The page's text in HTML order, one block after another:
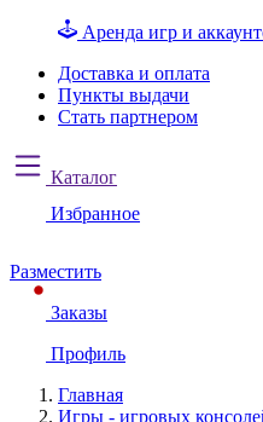
Аренда игр и
Доставка и оплата
Пункты выдачи
Стать партнером
Каталог
Избранное
Разместить
Заказы
Профиль
Главная
Игры - игровых